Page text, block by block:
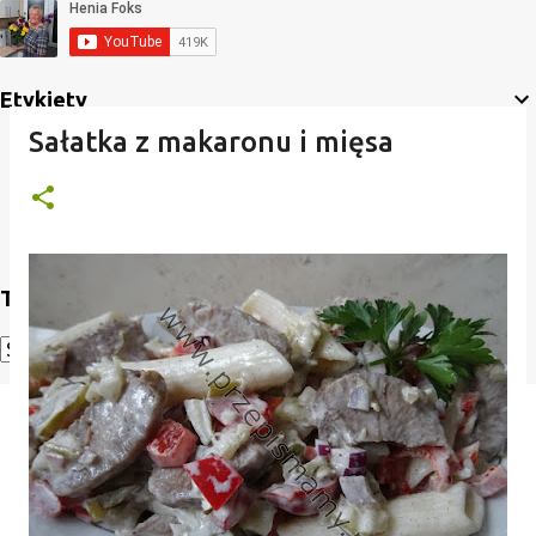
Etykiety
Translate
Powered by Translate
Sałatka z makaronu i mięsa